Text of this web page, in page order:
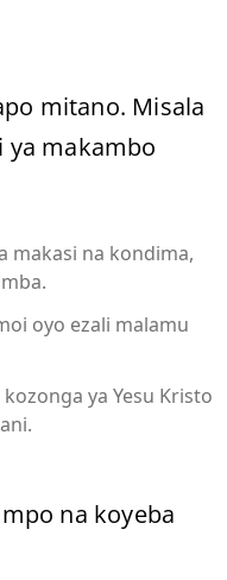
mitano. Misala
ya makambo
makasi na kondima,
oyo ezali malamu
ya Yesu Kristo
na koyeba